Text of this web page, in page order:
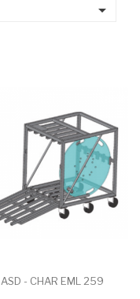

ASD - CHAR EML 259